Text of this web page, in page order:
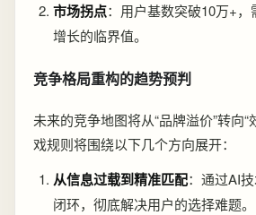
市场拐点：用户基数突破10万+
增长的临界值。
竞争格局重构的趋势预判
未来的竞争地图将从“品牌溢价”转向“
戏规则将围绕以下几个方向展开：
从信息过载到精准匹配：通过AI
闭环，彻底解决用户的选择难题。